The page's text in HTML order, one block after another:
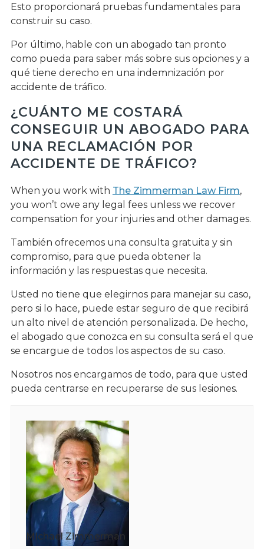
Esto proporcionará pruebas fundamentales para
construir su caso.
Por último, hable con un abogado tan pronto
como pueda para saber más sobre sus opciones y a
qué tiene derecho en una indemnización por
accidente de tráfico.
¿CUÁNTO ME COSTARÁ
CONSEGUIR UN ABOGADO PARA
UNA RECLAMACIÓN POR
ACCIDENTE DE TRÁFICO?
When you work with The Zimmerman Law Firm,
you won’t owe any legal fees unless we recover
compensation for your injuries and other damages.
También ofrecemos una consulta gratuita y sin
compromiso, para que pueda obtener la
información y las respuestas que necesita.
Usted no tiene que elegirnos para manejar su caso,
pero si lo hace, puede estar seguro de que recibirá
un alto nivel de atención personalizada. De hecho,
el abogado que conozca en su consulta será el que
se encargue de todos los aspectos de su caso.
Nosotros nos encargamos de todo, para que usted
pueda centrarse en recuperarse de sus lesiones.
Michael Zimmerman